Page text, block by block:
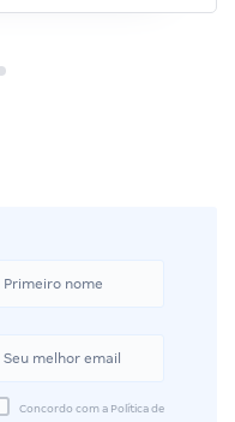
Concordo com a Política de